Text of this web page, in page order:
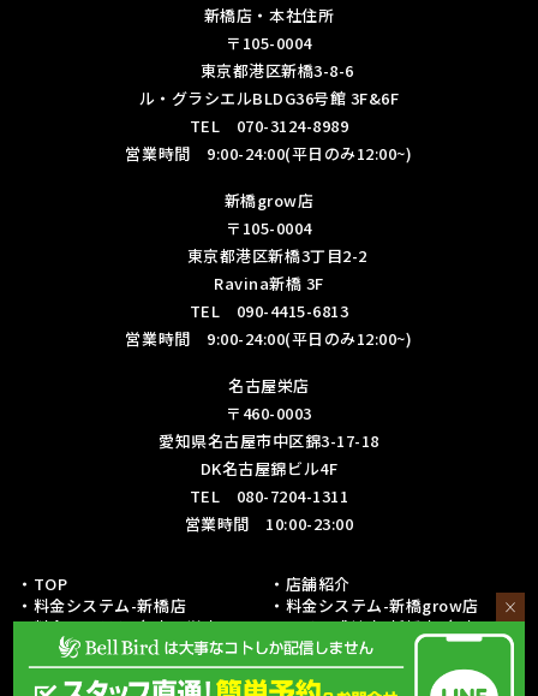
新橋店・本社住所
〒105-0004
東京都港区新橋3-8-6
ル・グラシエルBLDG36号館 3F&6F
TEL 070-3124-8989
営業時間 9:00-24:00(平日のみ12:00~)
新橋grow店
〒105-0004
東京都港区新橋3丁目2-2
Ravina新橋 3F
TEL 090-4415-6813
営業時間 9:00-24:00(平日のみ12:00~)
名古屋栄店
〒460-0003
愛知県名古屋市中区錦3-17-18
DK名古屋錦ビル4F
TEL 080-7204-1311
営業時間 10:00-23:00
・TOP
・店舗紹介
・料金システム-新橋店
・料金システム-新橋grow店
・料金システム-名古屋栄店
・フリー成績表-新橋店/名古屋栄
店
・各種リーグ戦成績表-新橋店
・各種リーグ戦成績表-名古屋栄店
×